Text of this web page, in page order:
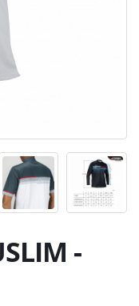
-